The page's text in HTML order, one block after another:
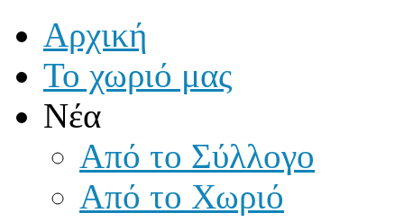
Αρχική
Το χωριό μας
Νέα
Από το Σύλλογο
Από το Χωριό